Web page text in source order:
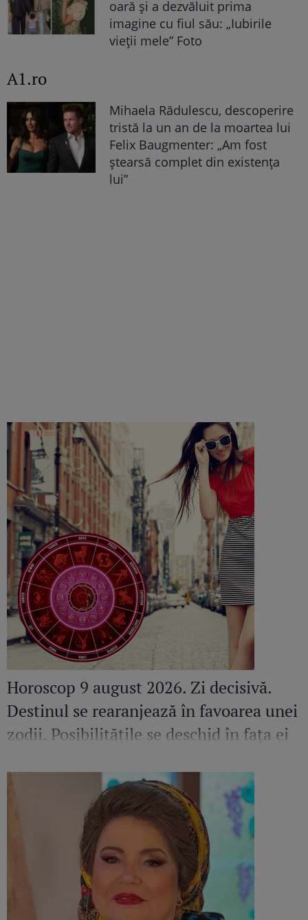
oară și a dezvăluit prima
imagine cu fiul său: „Iubirile
vieții mele” Foto
A1.ro
Mihaela Rădulescu, descoperire
tristă la un an de la moartea lui
Felix Baugmenter: „Am fost
ștearsă complet din existența
lui”
Horoscop 9 august 2026. Zi decisivă.
Destinul se rearanjează în favoarea unei
zodii. Posibilitățile se deschid în fața ei